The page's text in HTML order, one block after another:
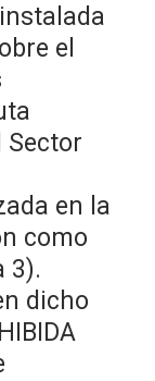
el
Sector
en la
como
3).
dicho